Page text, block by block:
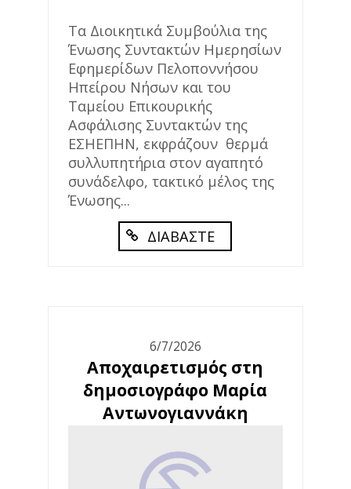
Τα Διοικητικά Συμβούλια της
Ένωσης Συντακτών Ημερησίων
Εφημερίδων Πελοποννήσου
Ηπείρου Νήσων και του
Ταμείου Επικουρικής
Ασφάλισης Συντακτών της
ΕΣΗΕΠΗΝ, εκφράζουν θερμά
συλλυπητήρια στον αγαπητό
συνάδελφο, τακτικό μέλος της
Ένωσης...
ΔΙΑΒΑΣΤΕ
6/7/2026
Αποχαιρετισμός στη
δημοσιογράφο Μαρία
Αντωνογιαννάκη